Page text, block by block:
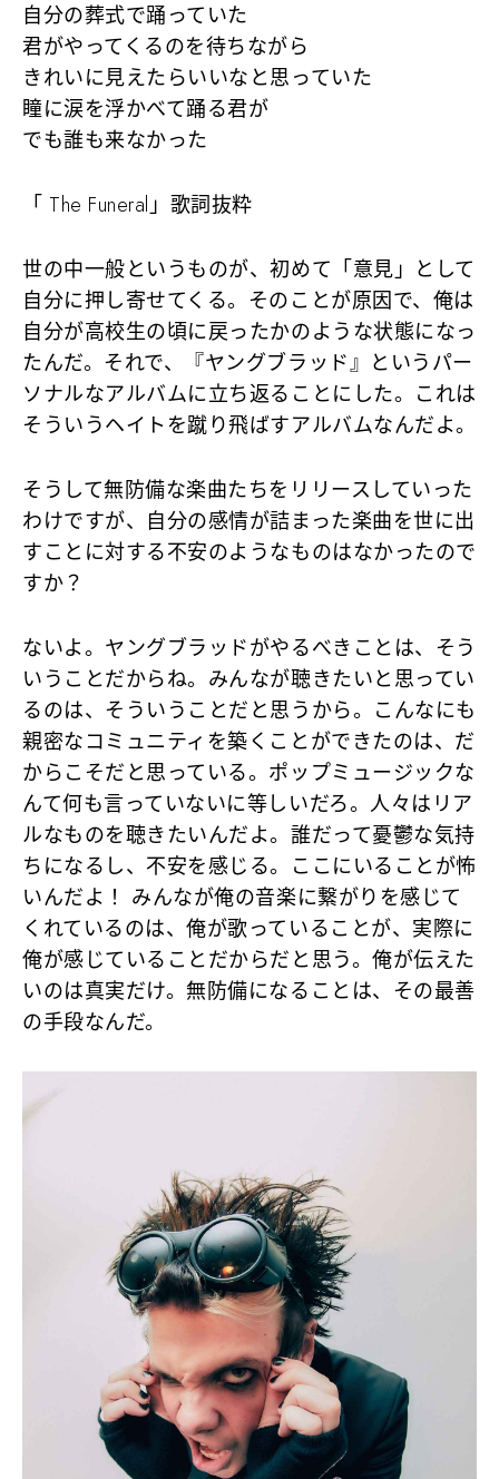
自分の葬式で踊っていた
君がやってくるのを待ちながら
きれいに見えたらいいなと思っていた
瞳に涙を浮かべて踊る君が
でも誰も来なかった
「 The Funeral」歌詞抜粋
世の中一般というものが、初めて「意見」として
自分に押し寄せてくる。そのことが原因で、俺は
自分が高校生の頃に戻ったかのような状態になっ
たんだ。それで、『ヤングブラッド』というパー
ソナルなアルバムに立ち返ることにした。これは
そういうヘイトを蹴り飛ばすアルバムなんだよ。
そうして無防備な楽曲たちをリリースしていった
わけですが、自分の感情が詰まった楽曲を世に出
すことに対する不安のようなものはなかったので
すか？
ないよ。ヤングブラッドがやるべきことは、そう
いうことだからね。みんなが聴きたいと思ってい
るのは、そういうことだと思うから。こんなにも
親密なコミュニティを築くことができたのは、だ
からこそだと思っている。ポップミュージックな
んて何も言っていないに等しいだろ。人々はリア
ルなものを聴きたいんだよ。誰だって憂鬱な気持
ちになるし、不安を感じる。ここにいることが怖
いんだよ！ みんなが俺の音楽に繋がりを感じて
くれているのは、俺が歌っていることが、実際に
俺が感じていることだからだと思う。俺が伝えた
いのは真実だけ。無防備になることは、その最善
の手段なんだ。